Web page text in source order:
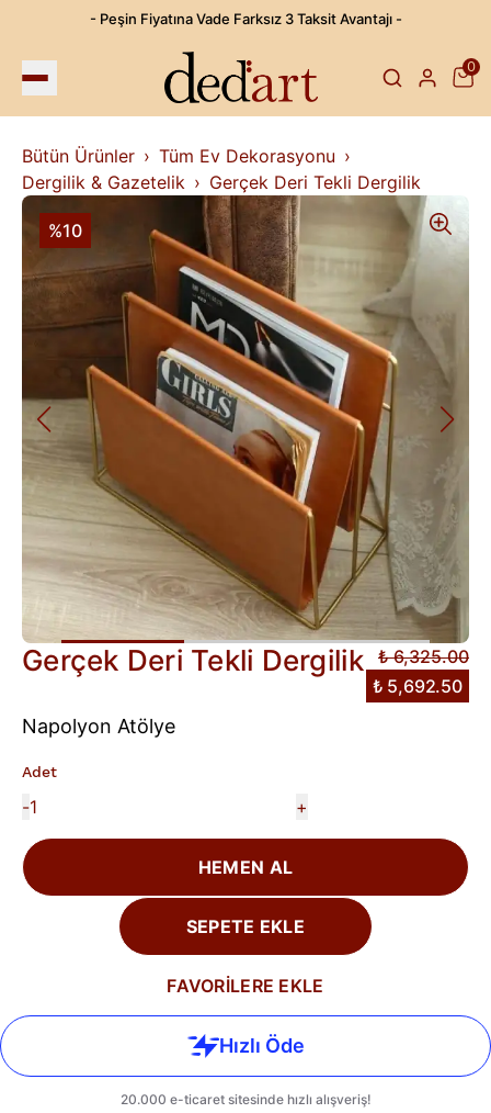
- Peşin Fiyatına Vade Farksız 3 Taksit Avantajı -
0
Bütün Ürünler
Tüm Ev Dekorasyonu
Dergilik & Gazetelik
Gerçek Deri Tekli Dergilik
%10
Gerçek Deri Tekli Dergilik
₺ 6,325.00
₺ 5,692.50
Napolyon Atölye
Adet
- +
HEMEN AL
SEPETE EKLE
FAVORİLERE EKLE